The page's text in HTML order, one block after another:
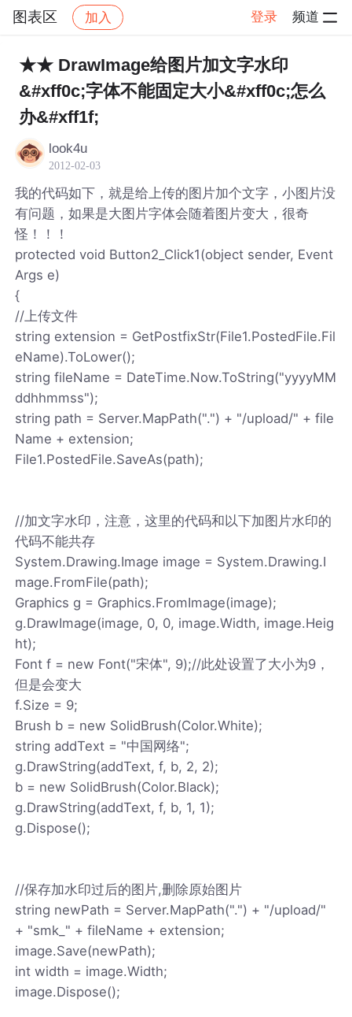
图表区 加入 登录 频道
社区 图表区 帖子详情
★★ DrawImage给图片加文字水印
&#xff0c;字体不能固定大小&#xff0c;怎么
办&#xff1f;
look4u
2012-02-03
我的代码如下，就是给上传的图片加个文字，小图片没
有问题，如果是大图片字体会随着图片变大，很奇
怪！！！
protected void Button2_Click1(object sender, Event
Args e)
{
//上传文件
string extension = GetPostfixStr(File1.PostedFile.Fil
eName).ToLower();
string fileName = DateTime.Now.ToString("yyyyMM
ddhhmmss");
string path = Server.MapPath(".") + "/upload/" + file
Name + extension;
File1.PostedFile.SaveAs(path);
//加文字水印，注意，这里的代码和以下加图片水印的
代码不能共存
System.Drawing.Image image = System.Drawing.I
mage.FromFile(path);
Graphics g = Graphics.FromImage(image);
g.DrawImage(image, 0, 0, image.Width, image.Heig
ht);
Font f = new Font("宋体", 9);//此处设置了大小为9，
但是会变大
f.Size = 9;
Brush b = new SolidBrush(Color.White);
string addText = "中国网络";
g.DrawString(addText, f, b, 2, 2);
b = new SolidBrush(Color.Black);
g.DrawString(addText, f, b, 1, 1);
g.Dispose();
//保存加水印过后的图片,删除原始图片
string newPath = Server.MapPath(".") + "/upload/"
+ "smk_" + fileName + extension;
image.Save(newPath);
int width = image.Width;
image.Dispose();